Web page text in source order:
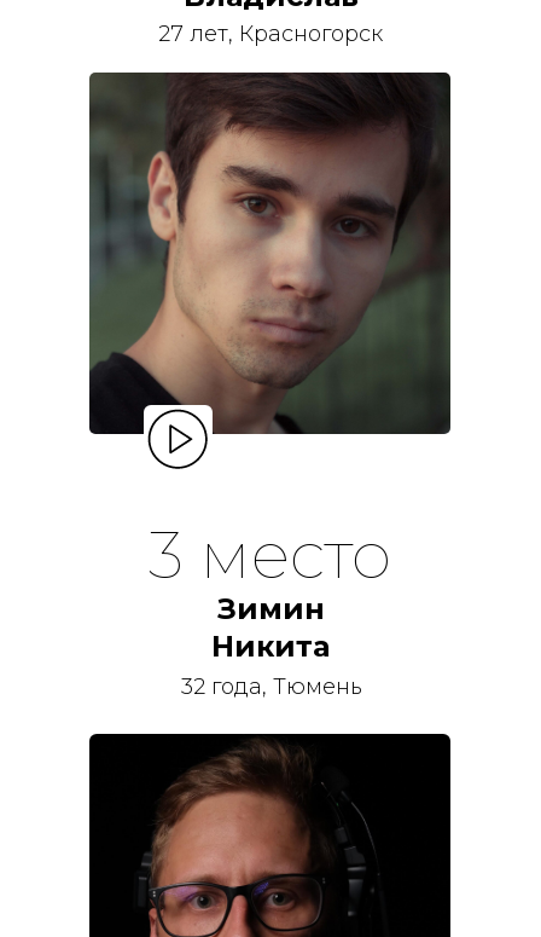
27 лет, Красногорск
Зимин
Никита
32 года, Тюмень
3 место